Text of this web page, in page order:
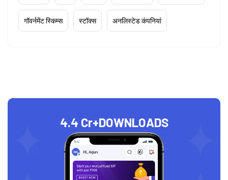
गॉवर्नमेंट स्किम्स स्टॉक्स अनलिस्टेड कंपनियां
4.4 Cr+DOWNLOADS